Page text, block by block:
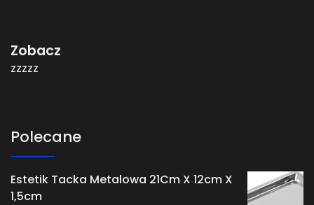
Zobacz
zzzzz
Polecane
Estetik Tacka Metalowa 21Cm X 12cm X
1,5cm